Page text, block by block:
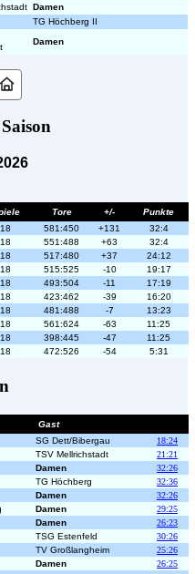
Damen
TG Höchberg II
Damen
Tore +/-
Punkte
18 581:450 +131
32:4
18 551:488 +63
32:4
18 517:480 +37
24:12
18 515:525 -10
19:17
18 493:504 -11
17:19
18 423:462 -39
16:20
18 481:488 -7
13:23
18 561:624 -63
11:25
18 398:445 -47
11:25
18 472:526 -54 5:31
Gast
SG Dett/Bibergau
18:24
TSV Mellrichstadt
21:21
Damen
32:26
TG Höchberg
32:36
Damen
32:26
Damen
29:25
Damen
26:23
TSG Estenfeld
30:26
TV Großlangheim
25:26
Damen
26:25